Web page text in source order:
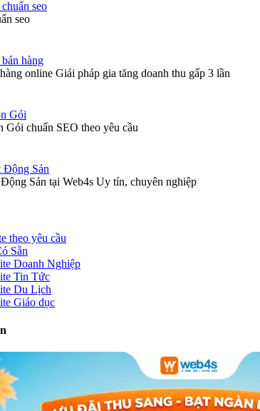
seo
seo
hàng
online Giải pháp gia tăng doanh thu gấp 3 lần
Gói
Gói chuẩn SEO theo yêu cầu
Động Sản
Sản tại Web4s Uy tín, chuyên nghiệp
theo yêu cầu
Sẵn
Doanh Nghiệp
Tin Tức
Du Lịch
Giáo dục